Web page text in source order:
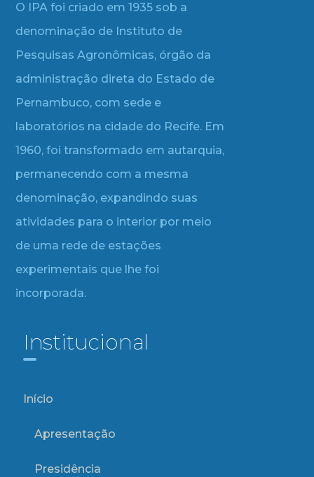
O IPA foi criado em 1935 sob a
denominação de Instituto de
Pesquisas Agronômicas, órgão da
administração direta do Estado de
Pernambuco, com sede e
laboratórios na cidade do Recife. Em
1960, foi transformado em autarquia,
permanecendo com a mesma
denominação, expandindo suas
atividades para o interior por meio
de uma rede de estações
experimentais que lhe foi
incorporada.
Institucional
Início
Apresentação
Presidência